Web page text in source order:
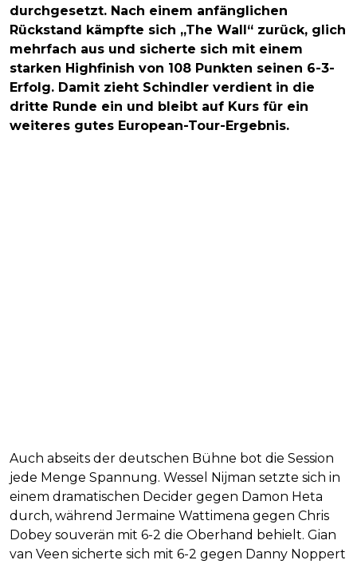
durchgesetzt. Nach einem anfänglichen
Rückstand kämpfte sich „The Wall“ zurück, glich
mehrfach aus und sicherte sich mit einem
starken Highfinish von 108 Punkten seinen 6-3-
Erfolg. Damit zieht Schindler verdient in die
dritte Runde ein und bleibt auf Kurs für ein
weiteres gutes European-Tour-Ergebnis.
Auch abseits der deutschen Bühne bot die Session
jede Menge Spannung. Wessel Nijman setzte sich in
einem dramatischen Decider gegen Damon Heta
durch, während Jermaine Wattimena gegen Chris
Dobey souverän mit 6-2 die Oberhand behielt. Gian
van Veen sicherte sich mit 6-2 gegen Danny Noppert